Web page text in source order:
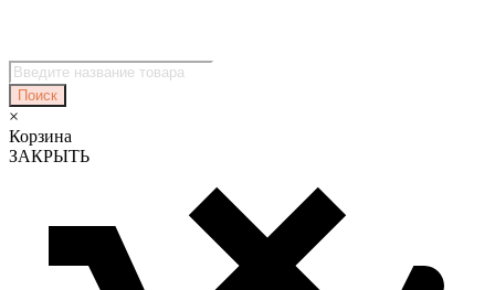
Поиск
товаров
Поиск
×
Корзина
ЗАКРЫТЬ